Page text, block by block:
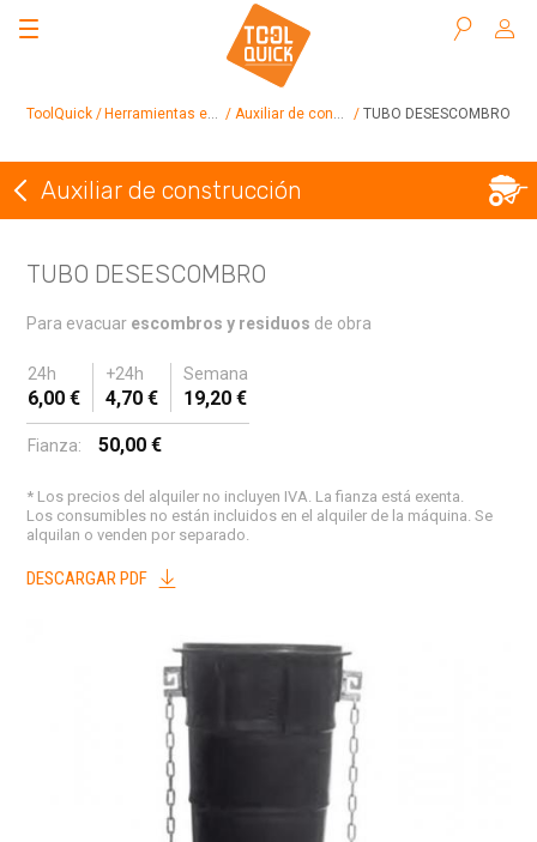
ToolQuick Herramientas en alquiler Auxiliar de construcción TUBO DESESCOMBRO
Volver a Auxiliar de construcción
Auxiliar de construcción
TUBO DESESCOMBRO
Para evacuar escombros y residuos de obra
24h +24h Semana
6,00 € 4,70 € 19,20 €
Fianza: 50,00 €
* Los precios del alquiler no incluyen IVA. La fianza está exenta.
Los consumibles no están incluidos en el alquiler de la máquina. Se
alquilan o venden por separado.
DESCARGAR PDF